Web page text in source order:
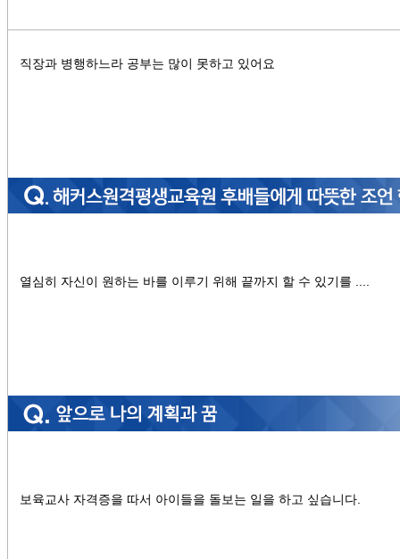
직장과 병행하느라 공부는 많이 못하고 있어요
열심히 자신이 원하는 바를 이루기 위해 끝까지 할 수 있기를 ....
보육교사 자격증을 따서 아이들을 돌보는 일을 하고 싶습니다.